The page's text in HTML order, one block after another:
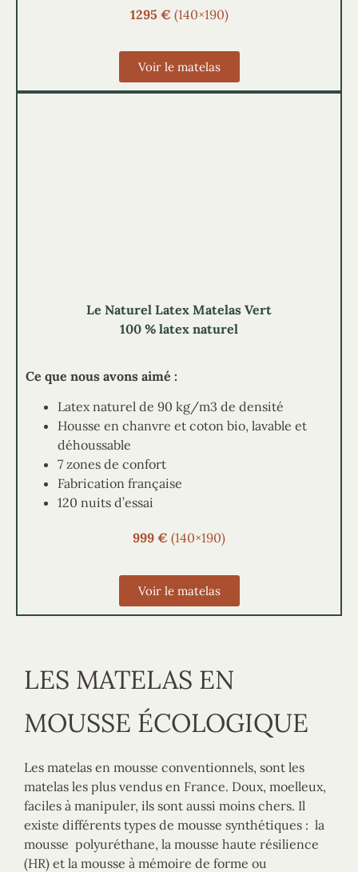
1295 € (140×190)
Voir le matelas
Le Naturel Latex Matelas Vert
100 % latex naturel
Ce que nous avons aimé :
Latex naturel de 90 kg/m3 de densité
Housse en chanvre et coton bio, lavable et
déhoussable
7 zones de confort
Fabrication française
120 nuits d’essai
999 € (140×190)
Voir le matelas
LES MATELAS EN
MOUSSE ÉCOLOGIQUE
Les matelas en mousse conventionnels, sont les
matelas les plus vendus en France. Doux, moelleux,
faciles à manipuler, ils sont aussi moins chers. Il
existe différents types de mousse synthétiques : la
mousse polyuréthane, la mousse haute résilience
(HR) et la mousse à mémoire de forme ou